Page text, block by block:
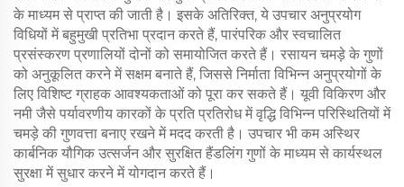
के माध्यम से प्राप्त की जाती है। इसके अतिरिक्त, ये उपचार अनुप्रयोग
विधियों में बहुमुखी प्रतिभा प्रदान करते हैं, पारंपरिक और स्वचालित
प्रसंस्करण प्रणालियों दोनों को समायोजित करते हैं। रसायन चमड़े के गुणों
को अनुकूलित करने में सक्षम बनाते हैं, जिससे निर्माता विभिन्न अनुप्रयोगों के
लिए विशिष्ट ग्राहक आवश्यकताओं को पूरा कर सकते हैं। यूवी विकिरण और
नमी जैसे पर्यावरणीय कारकों के प्रति प्रतिरोध में वृद्धि विभिन्न परिस्थितियों में
चमड़े की गुणवत्ता बनाए रखने में मदद करती है। उपचार भी कम अस्थिर
कार्बनिक यौगिक उत्सर्जन और सुरक्षित हैंडलिंग गुणों के माध्यम से कार्यस्थल
सुरक्षा में सुधार करने में योगदान करते हैं।